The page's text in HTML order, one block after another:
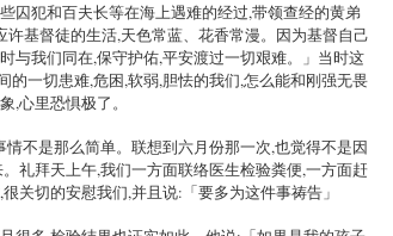
囚犯和百夫长等在海上遇难的经过,带领查经的黄弟
许基督徒的生活,天色常蓝、花香常漫。因为基督自己
与我们同在,保守护佑,平安渡过一切艰难。」当时这
一切患难,危困,软弱,胆怯的我们,怎么能和刚强无畏
,心里恐惧极了。
不是那么简单。联想到六月份那一次,也觉得不是因
礼拜天上午,我们一方面联络医生检验粪便,一方面赶
关切的安慰我们,并且说:「要多为这件事祷告」